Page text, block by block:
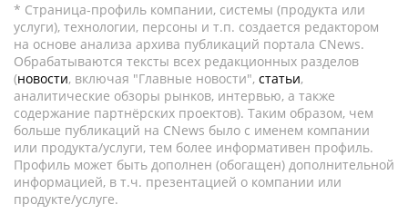
* Страница-профиль компании, системы (продукта или
услуги), технологии, персоны и т.п. создается редактором
на основе анализа архива публикаций портала CNews.
Обрабатываются тексты всех редакционных разделов
(новости, включая "Главные новости", статьи,
аналитические обзоры рынков, интервью, а также
содержание партнёрских проектов). Таким образом, чем
больше публикаций на CNews было с именем компании
или продукта/услуги, тем более информативен профиль.
Профиль может быть дополнен (обогащен) дополнительной
информацией, в т.ч. презентацией о компании или
продукте/услуге.